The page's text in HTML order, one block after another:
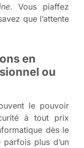
. Vous piaffez
que l’attente
en
ou
le pouvoir
à tout prix
dès le
plus d’un